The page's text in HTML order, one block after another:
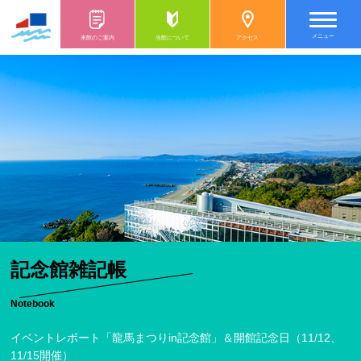
来館のご案内 当館について アクセス メニュー
記念館雑記帳
Notebook
イベントレポート「龍馬まつりin記念館」＆開館記念日（11/12、
11/15開催）